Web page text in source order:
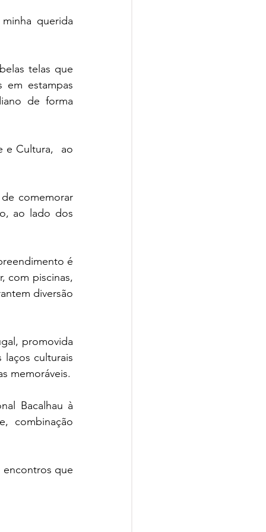
querida
telas que
em estampas
de forma
e Cultura,  ao
comemorar
ao lado dos
é
com piscinas,
diversão
promovida
culturais
Bacalhau à
combinação
encontros que